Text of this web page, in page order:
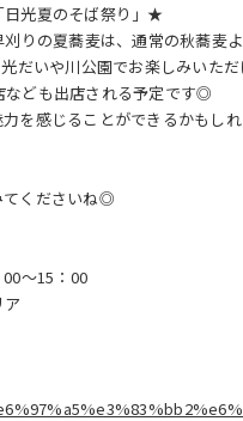
日光夏のそば祭り」★
りの夏蕎麦は、通常の秋蕎麦
だいや川公園でお楽しみいた
なども出店される予定です◎
を感じることができるかもしれ
てくださいね◎
～15：00
ア